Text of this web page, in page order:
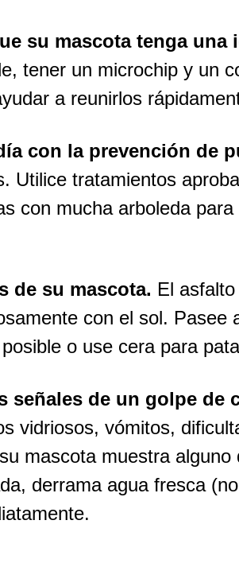
su mascota tenga
tener un microchip y un
a reunirlos
con la prevención de
Utilice tratamientos
con mucha arboleda
de su mascota. El
con el sol. Pasee
o use cera para
señales de un golpe de
vidriosos, vómitos,
mascota muestra
derrama agua fresca